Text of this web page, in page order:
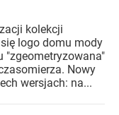
kolekcji
logo domu mody
"zgeometryzowana"
Nowy
wersjach: na...